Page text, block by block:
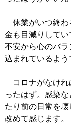
休業がいつ終わ
金も目減りしてい
不安から心のバ
込まれているよう
コロナがなけれ
ったはず。感染
たり前の日常を
改めて感じます。